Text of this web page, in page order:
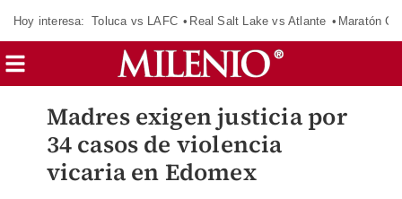
Hoy interesa: Toluca vs LAFC Real Salt Lake vs Atlante Maratón
Madres exigen justicia por
34 casos de violencia
vicaria en Edomex